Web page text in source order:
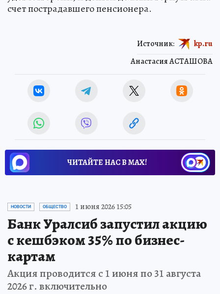
счет пострадавшего пенсионера.
Анастасия АСТАШОВА
Источник: kp.ru
ЧИТАЙТЕ НАС В МАХ!
НОВОСТИ ОБЩЕСТВО 1 июня 2026 15:05
Банк Уралсиб запустил акцию
с кешбэком 35% по бизнес-
картам
Акция проводится с 1 июня по 31 августа
2026 г. включительно